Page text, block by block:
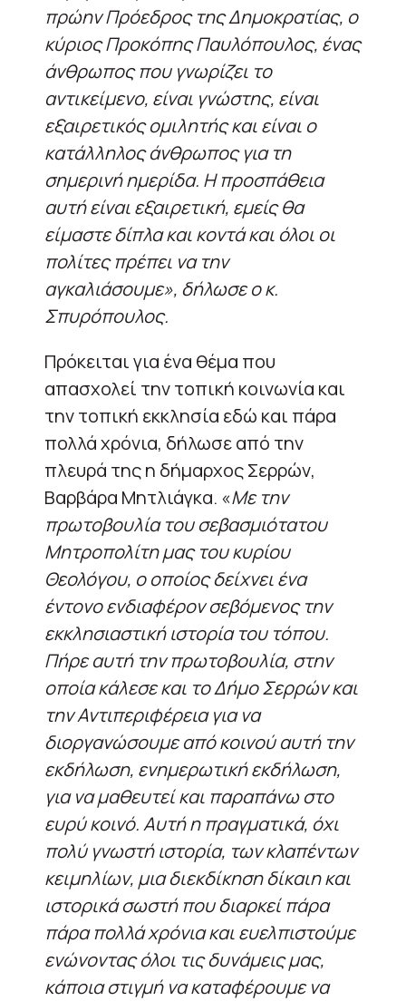
πρώην Πρόεδρος της Δημοκρατίας, ο
κύριος Προκόπης Παυλόπουλος, ένας
άνθρωπος που γνωρίζει το
αντικείμενο, είναι γνώστης, είναι
εξαιρετικός ομιλητής και είναι ο
κατάλληλος άνθρωπος για τη
σημερινή ημερίδα. Η προσπάθεια
αυτή είναι εξαιρετική, εμείς θα
είμαστε δίπλα και κοντά και όλοι οι
πολίτες πρέπει να την
αγκαλιάσουμε», δήλωσε ο κ.
Σπυρόπουλος.
Πρόκειται για ένα θέμα που
απασχολεί την τοπική κοινωνία και
την τοπική εκκλησία εδώ και πάρα
πολλά χρόνια, δήλωσε από την
πλευρά της η δήμαρχος Σερρών,
Βαρβάρα Μητλιάγκα. «Με την
πρωτοβουλία του σεβασμιότατου
Μητροπολίτη μας του κυρίου
Θεολόγου, ο οποίος δείχνει ένα
έντονο ενδιαφέρον σεβόμενος την
εκκλησιαστική ιστορία του τόπου.
Πήρε αυτή την πρωτοβουλία, στην
οποία κάλεσε και το Δήμο Σερρών και
την Αντιπεριφέρεια για να
διοργανώσουμε από κοινού αυτή την
εκδήλωση, ενημερωτική εκδήλωση,
για να μαθευτεί και παραπάνω στο
ευρύ κοινό. Αυτή η πραγματικά, όχι
πολύ γνωστή ιστορία, των κλαπέντων
κειμηλίων, μια διεκδίκηση δίκαιη και
ιστορικά σωστή που διαρκεί πάρα
πάρα πολλά χρόνια και ευελπιστούμε
ενώνοντας όλοι τις δυνάμεις μας,
κάποια στιγμή να καταφέρουμε να